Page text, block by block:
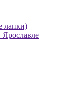
лапки)
Ярославле